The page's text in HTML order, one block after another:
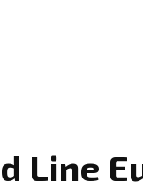
Line